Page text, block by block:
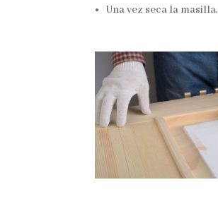
Una vez seca la masilla,